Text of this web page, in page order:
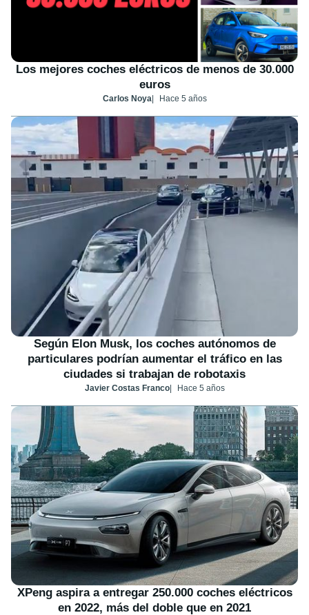
Los mejores coches eléctricos de menos de 30.000
euros
Carlos Noya Hace 5 años
Según Elon Musk, los coches autónomos de
particulares podrían aumentar el tráfico en las
ciudades si trabajan de robotaxis
Javier Costas Franco Hace 5 años
XPeng aspira a entregar 250.000 coches eléctricos
en 2022, más del doble que en 2021